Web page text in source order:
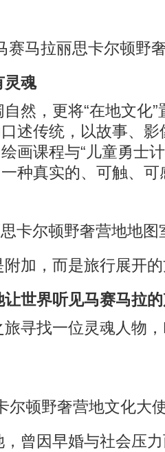
赛马拉丽思卡尔顿野
灵魂
然，更将“在地文化
述传统，以故事、
画课程与“儿童勇士
种真实的、可触、
卡尔顿野奢营地地图
加，而是旅行展开
世界听见马赛马拉
寻找一位灵魂人物
尔顿野奢营地文化大
曾因早婚与社会压